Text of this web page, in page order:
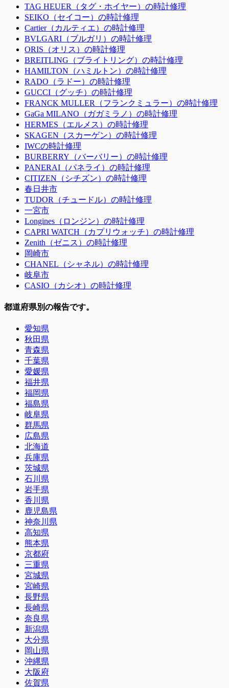
TAG HEUER（タグ・ホイヤー）の時計修理
SEIKO（セイコー）の時計修理
Cartier（カルティエ）の時計修理
BVLGARI（ブルガリ）の時計修理
ORIS（オリス）の時計修理
BREITLING（ブライトリング）の時計修理
HAMILTON（ハミルトン）の時計修理
RADO（ラドー）の時計修理
GUCCI（グッチ）の時計修理
FRANCK MULLER（フランクミュラー）の時計修理
GaGa MILANO（ガガミラノ）の時計修理
HERMES（エルメス）の時計修理
SKAGEN（スカーゲン）の時計修理
IWCの時計修理
BURBERRY（バーバリー）の時計修理
PANERAI（パネライ）の時計修理
CITIZEN（シチズン）の時計修理
春日井市
TUDOR（チュードル）の時計修理
一宮市
Longines（ロンジン）の時計修理
CAPRI WATCH（カプリウォッチ）の時計修理
Zenith（ゼニス）の時計修理
岡崎市
CHANEL（シャネル）の時計修理
岐阜市
CASIO（カシオ）の時計修理
都道府県別の報告です。
愛知県
秋田県
青森県
千葉県
愛媛県
福井県
福岡県
福島県
岐阜県
群馬県
広島県
北海道
兵庫県
茨城県
石川県
岩手県
香川県
鹿児島県
神奈川県
高知県
熊本県
京都府
三重県
宮城県
宮崎県
長野県
長崎県
奈良県
新潟県
大分県
岡山県
沖縄県
大阪府
佐賀県